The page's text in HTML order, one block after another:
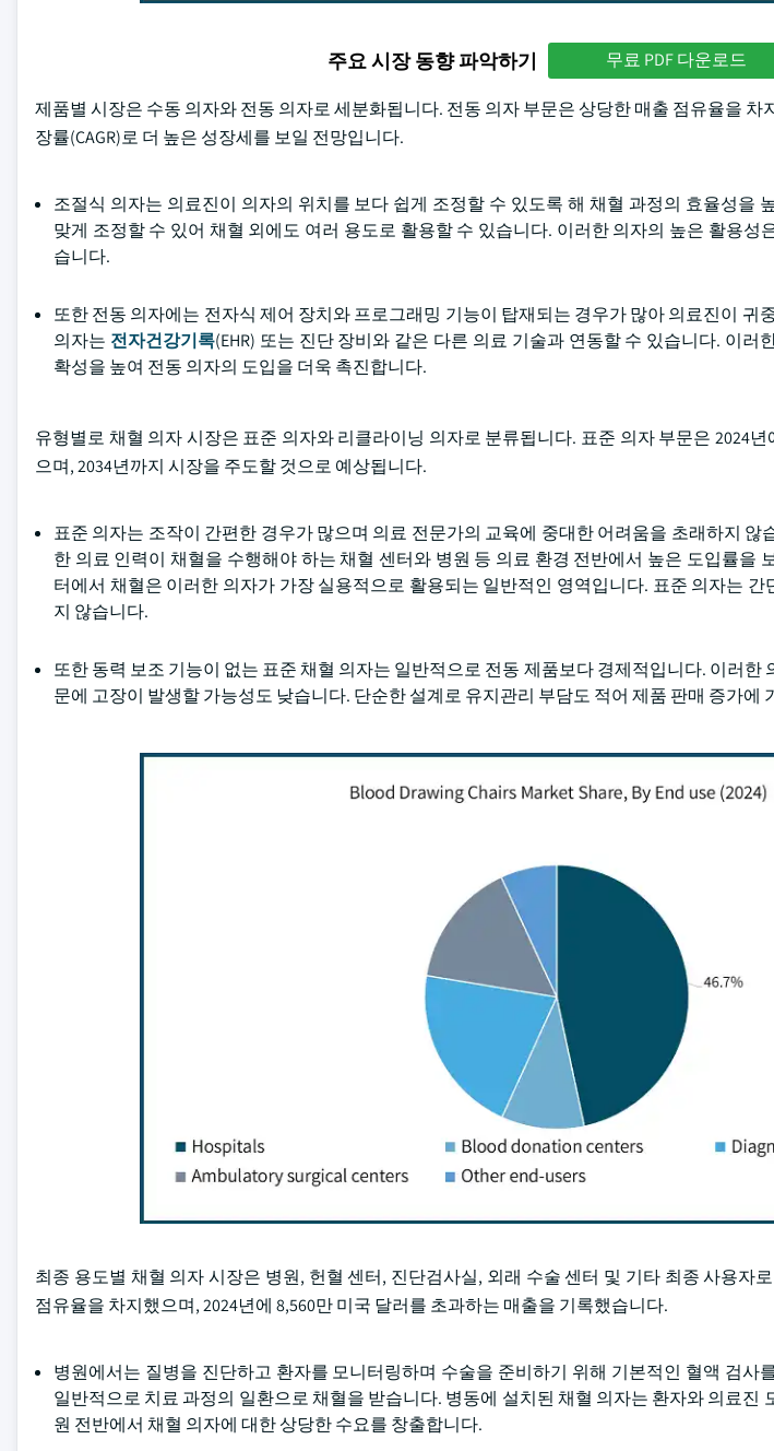
주요 시장 동향 파악하기 무료 PDF 다운로드
제품별 시장은 수동 의자와 전동 의자로 세분화됩니다. 전동 의자 부문은 상당한 매출 점유율을 차
장률(CAGR)로 더 높은 성장세를 보일 전망입니다.
조절식 의자는 의료진이 의자의 위치를 보다 쉽게 조정할 수 있도록 해 채혈 과정의 효율성을
맞게 조정할 수 있어 채혈 외에도 여러 용도로 활용할 수 있습니다. 이러한 의자의 높은 활용성
습니다.
또한 전동 의자에는 전자식 제어 장치와 프로그래밍 기능이 탑재되는 경우가 많아 의료진이 귀
의자는 전자건강기록(EHR) 또는 진단 장비와 같은 다른 의료 기술과 연동할 수 있습니다. 이러
확성을 높여 전동 의자의 도입을 더욱 촉진합니다.
유형별로 채혈 의자 시장은 표준 의자와 리클라이닝 의자로 분류됩니다. 표준 의자 부문은 2024년
으며, 2034년까지 시장을 주도할 것으로 예상됩니다.
표준 의자는 조작이 간편한 경우가 많으며 의료 전문가의 교육에 중대한 어려움을 초래하지 않
한 의료 인력이 채혈을 수행해야 하는 채혈 센터와 병원 등 의료 환경 전반에서 높은 도입률을
터에서 채혈은 이러한 의자가 가장 실용적으로 활용되는 일반적인 영역입니다. 표준 의자는
지 않습니다.
또한 동력 보조 기능이 없는 표준 채혈 의자는 일반적으로 전동 제품보다 경제적입니다. 이러한
문에 고장이 발생할 가능성도 낮습니다. 단순한 설계로 유지관리 부담도 적어 제품 판매 증가에
최종 용도별 채혈 의자 시장은 병원, 헌혈 센터, 진단검사실, 외래 수술 센터 및 기타 최종 사용자
점유율을 차지했으며, 2024년에 8,560만 미국 달러를 초과하는 매출을 기록했습니다.
병원에서는 질병을 진단하고 환자를 모니터링하며 수술을 준비하기 위해 기본적인 혈액 검사
일반적으로 치료 과정의 일환으로 채혈을 받습니다. 병동에 설치된 채혈 의자는 환자와 의료진
원 전반에서 채혈 의자에 대한 상당한 수요를 창출합니다.